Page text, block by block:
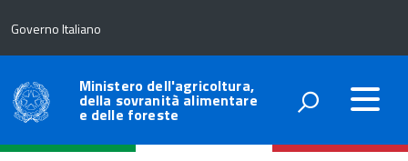
Governo Italiano
Ministero dell'agricoltura,
della sovranità alimentare
e delle foreste